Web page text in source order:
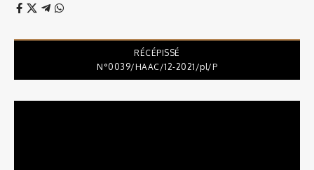
RÉCÉPISSÉ
N°0039/HAAC/12-2021/pl/P